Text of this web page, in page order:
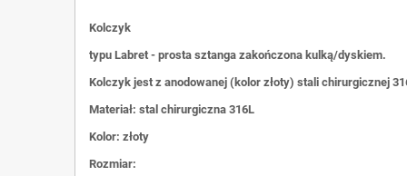
Kolczyk
typu Labret - prosta sztanga zakończona kulką/dyskiem.
Kolczyk jest z anodowanej (kolor złoty) stali chirurgicznej
Materiał: stal chirurgiczna 316L
Kolor: złoty
Rozmiar: